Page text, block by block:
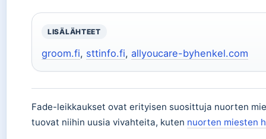
LISÄLÄHTEET
groom.fi, sttinfo.fi, allyoucare-byhenkel.com
Fade-leikkaukset ovat erityisen suosittuja nuorten
tuovat niihin uusia vivahteita, kuten nuorten miesten